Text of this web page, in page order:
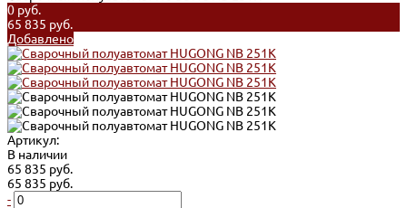
0 руб.
65 835 руб.
Добавлено
Артикул:
В наличии
65 835 руб.
65 835 руб.
-